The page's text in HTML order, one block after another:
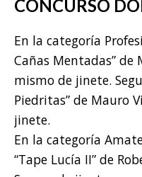
CONCURSO
En la categoría
Cañas Mentadas”
mismo de jinete.
Piedritas” de Mauro
jinete.
En la categoría
“Tape Lucía II” de